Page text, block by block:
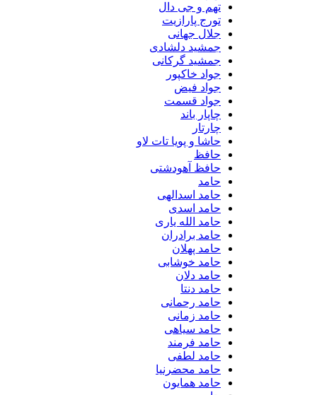
تهم و جی دال
تورج پارازیت
جلال جهانی
جمشید دلشادی
جمشید گرکانی
جواد خاکپور
جواد فیض
جواد قسمت
چاپار باند
چارتار
حاشا و پویا تات لاو
حافظ
حافظ آهودشتی
حامد
حامد اسدالهی
حامد اسدی
حامد الله یاری
حامد برادران
حامد پهلان
حامد خوشابی
حامد دلان
حامد دنتا
حامد رحمانی
حامد زمانی
حامد سیاهی
حامد فرمند
حامد لطفی
حامد محضرنیا
حامد همایون